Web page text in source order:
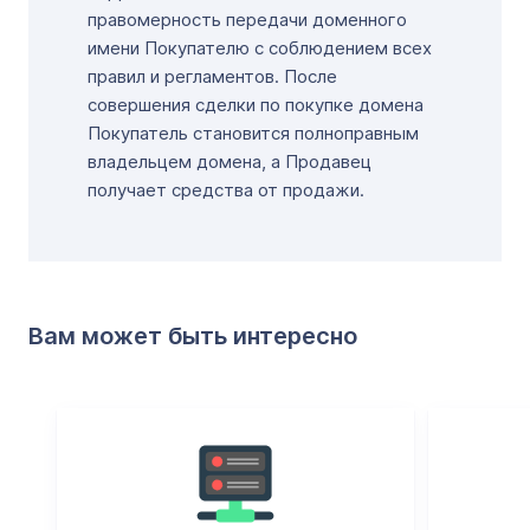
правомерность передачи доменного
имени Покупателю с соблюдением всех
правил и регламентов. После
совершения сделки по покупке домена
Покупатель становится полноправным
владельцем домена, а Продавец
получает средства от продажи.
Вам может быть интересно